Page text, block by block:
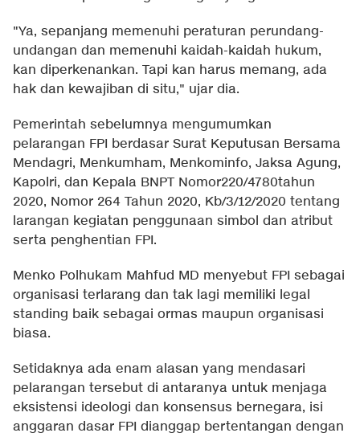
"Ya, sepanjang memenuhi peraturan perundang-
undangan dan memenuhi kaidah-kaidah hukum,
kan diperkenankan. Tapi kan harus memang, ada
hak dan kewajiban di situ," ujar dia.
Pemerintah sebelumnya mengumumkan
pelarangan FPI berdasar Surat Keputusan Bersama
Mendagri, Menkumham, Menkominfo, Jaksa Agung,
Kapolri, dan Kepala BNPT Nomor220/4780tahun
2020, Nomor 264 Tahun 2020, Kb/3/12/2020 tentang
larangan kegiatan penggunaan simbol dan atribut
serta penghentian FPI.
Menko Polhukam Mahfud MD menyebut FPI sebagai
organisasi terlarang dan tak lagi memiliki legal
standing baik sebagai ormas maupun organisasi
biasa.
Setidaknya ada enam alasan yang mendasari
pelarangan tersebut di antaranya untuk menjaga
eksistensi ideologi dan konsensus bernegara, isi
anggaran dasar FPI dianggap bertentangan dengan